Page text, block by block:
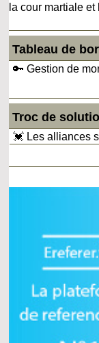
la cour martiale
Tableau de
🔑 Gestion de
Troc de
💓 Les alliances